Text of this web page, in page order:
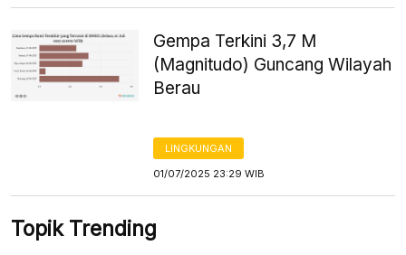
Gempa Terkini 3,7 M
(Magnitudo) Guncang Wilayah
Berau
LINGKUNGAN
01/07/2025 23:29 WIB
Topik Trending